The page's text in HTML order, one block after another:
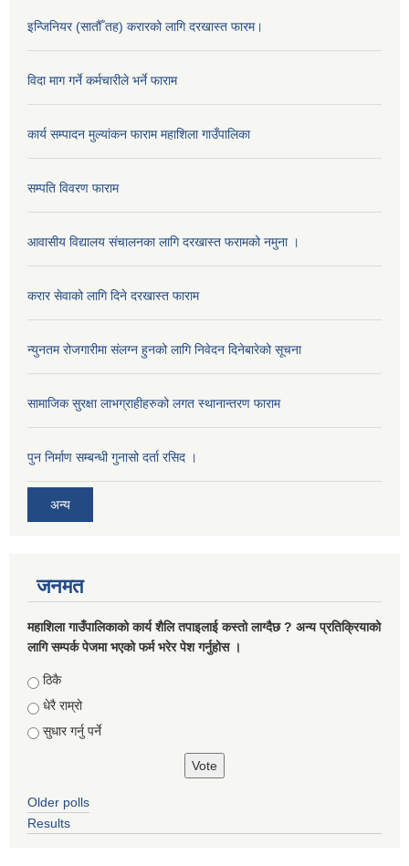
इन्जिनियर (सातौँ तह) करारको लागि दरखास्त फारम।
विदा माग गर्ने कर्मचारीले भर्ने फाराम
कार्य सम्पादन मुल्यांकन फाराम महाशिला गाउँपालिका
सम्पति विवरण फाराम
आवासीय विद्यालय संचालनका लागि दरखास्त फरामको नमुना ।
करार सेवाको लागि दिने दरखास्त फाराम
न्युनतम रोजगारीमा संलग्न हुनको लागि निवेदन दिनेबारेको सूचना
सामाजिक सुरक्षा लाभग्राहीहरुको लगत स्थानान्तरण फाराम
पुन निर्माण सम्बन्धी गुनासो दर्ता रसिद ।
अन्य
जनमत
महाशिला गाउँपालिकाको कार्य शैलि तपाइलाई कस्तो लाग्दैछ ? अन्य प्रतिक्रियाको
लागि सम्पर्क पेजमा भएको फर्म भरेर पेश गर्नुहोस ।
Choices
ठिकै
धेरै राम्रो
सुधार गर्नु पर्ने
Older polls
Results